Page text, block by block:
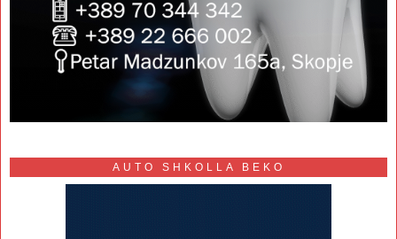
AUTO SHKOLLA BEKO